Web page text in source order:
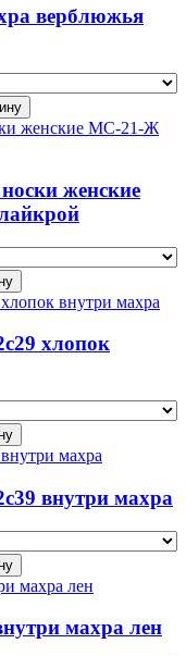
верблюжья
женские
хлопок
внутри махра
махра лен